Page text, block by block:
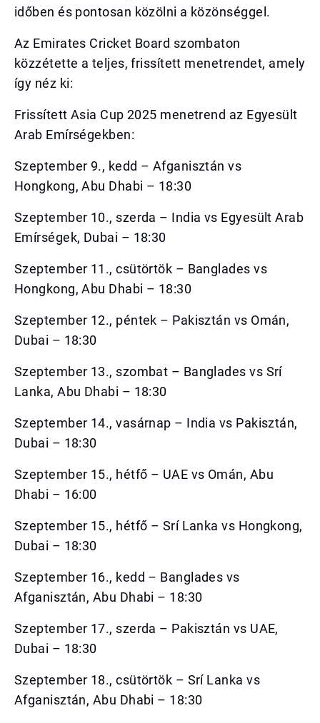
időben és pontosan közölni a közönséggel.
Az Emirates Cricket Board szombaton
közzétette a teljes, frissített menetrendet, amely
így néz ki:
Frissített Asia Cup 2025 menetrend az Egyesült
Arab Emírségekben:
Szeptember 9., kedd – Afganisztán vs
Hongkong, Abu Dhabi – 18:30
Szeptember 10., szerda – India vs Egyesült Arab
Emírségek, Dubai – 18:30
Szeptember 11., csütörtök – Banglades vs
Hongkong, Abu Dhabi – 18:30
Szeptember 12., péntek – Pakisztán vs Omán,
Dubai – 18:30
Szeptember 13., szombat – Banglades vs Srí
Lanka, Abu Dhabi – 18:30
Szeptember 14., vasárnap – India vs Pakisztán,
Dubai – 18:30
Szeptember 15., hétfő – UAE vs Omán, Abu
Dhabi – 16:00
Szeptember 15., hétfő – Srí Lanka vs Hongkong,
Dubai – 18:30
Szeptember 16., kedd – Banglades vs
Afganisztán, Abu Dhabi – 18:30
Szeptember 17., szerda – Pakisztán vs UAE,
Dubai – 18:30
Szeptember 18., csütörtök – Srí Lanka vs
Afganisztán, Abu Dhabi – 18:30